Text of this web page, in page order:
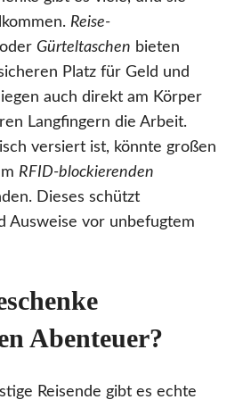
Reise-
oder Gürteltaschen bieten
Platz für Geld und
auch direkt am Körper
Langfingern die Arbeit.
versiert ist, könnte großen
RFID-blockierenden
Dieses schützt
Ausweise vor unbefugtem
Abenteuer?
Reisende gibt es echte